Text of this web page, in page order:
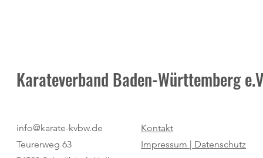
Neuer Termin: Masters-
Vorbereitung am 25. Juli beim TV
Impulse und
Karateverband Baden-Württemberg
info@karate-kvbw.de
Teurerweg 63
Kontakt
Impressum | Datenschutz